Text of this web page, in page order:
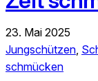
23. Mai 2025
Jungschützen
schmücken